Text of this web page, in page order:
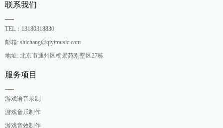
联系我们
TEL：13180318830
邮箱: shichang@qiyimusic.com
地址: 北京市通州区榆景苑别墅区27栋
服务项目
游戏语音录制
游戏音乐制作
游戏音效制作